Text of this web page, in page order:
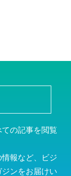
の記事を閲覧
報など、ビジ
ンをお届けい